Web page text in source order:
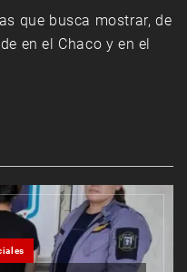
que busca mostrar, de
en el Chaco y en el